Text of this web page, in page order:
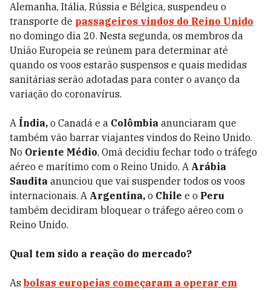
Alemanha, Itália, Rússia e Bélgica, suspendeu o
transporte de passageiros vindos do Reino Unido
no domingo dia 20. Nesta segunda, os membros da
União Europeia se reúnem para determinar até
quando os voos estarão suspensos e quais medidas
sanitárias serão adotadas para conter o avanço da
variação do coronavírus.
A Índia, o Canadá e a Colômbia anunciaram que
também vão barrar viajantes vindos do Reino Unido.
No Oriente Médio, Omã decidiu fechar todo o tráfego
aéreo e marítimo com o Reino Unido. A Arábia
Saudita anunciou que vai suspender todos os voos
internacionais. A Argentina, o Chile e o Peru
também decidiram bloquear o tráfego aéreo com o
Reino Unido.
Qual tem sido a reação do mercado?
As bolsas europeias começaram a operar em